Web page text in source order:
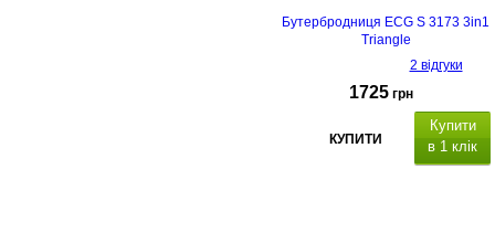
Бутербродниця ECG S 3173 3in1
Triangle
2 відгуки
1725 грн
КУПИТИ
Купити
в 1 клік